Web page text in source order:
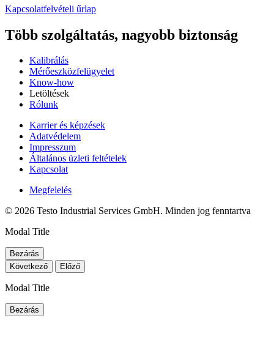
Kapcsolatfelvételi űrlap
Több szolgáltatás, nagyobb biztonság
Kalibrálás
Mérőeszközfelügyelet
Know-how
Letöltések
Rólunk
Karrier és képzések
Adatvédelem
Impresszum
Általános üzleti feltételek
Kapcsolat
Megfelelés
© 2026 Testo Industrial Services GmbH. Minden jog fenntartva
Modal Title
Bezárás
Következő
Előző
Modal Title
Bezárás